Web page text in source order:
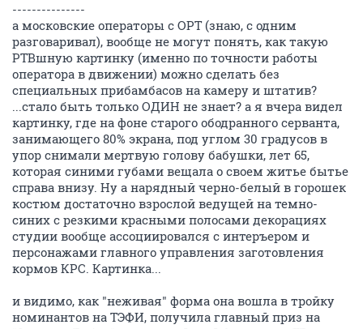
---------------
а московские операторы с ОРТ (знаю, с одним
разговаривал), вообще не могут понять, как такую
РТВшную картинку (именно по точности работы
оператора в движении) можно сделать без
специальных прибамбасов на камеру и штатив?
...стало быть только ОДИН не знает? а я вчера видел
картинку, где на фоне старого ободранного серванта,
занимающего 80% экрана, под углом 30 градусов в
упор снимали мертвую голову бабушки, лет 65,
которая синими губами вещала о своем житье бытье
справа внизу. Ну а нарядный черно-белый в горошек
костюм достаточно взрослой ведущей на темно-
синих с резкими красными полосами декорациях
студии вообще ассоциировался с интеръером и
персонажами главного управления заготовления
кормов КРС. Картинка...
и видимо, как "неживая" форма она вошла в тройку
номинантов на ТЭФИ, получила главный приз на